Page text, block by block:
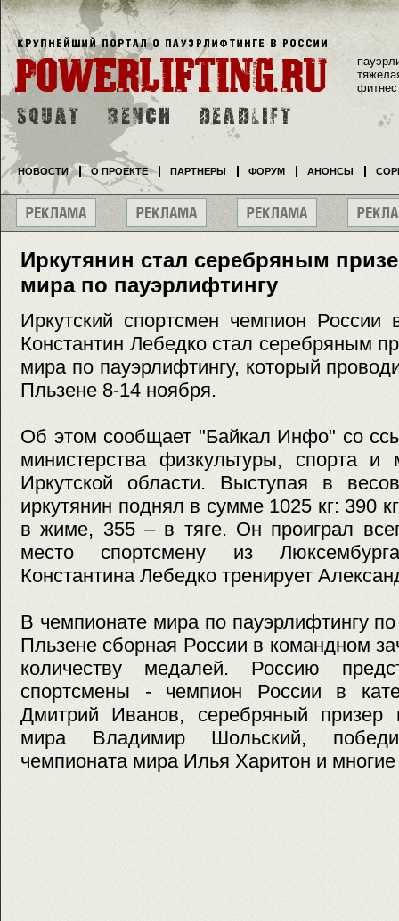
Иркутянин стал серебряным
мира по пауэрлифтингу
Иркутский спортсмен чемпион России
Константин Лебедко стал серебряным
мира по пауэрлифтингу, который
Пльзене 8-14 ноября.
Об этом сообщает "Байкал Инфо" со
министерства физкультуры, спорта и
Иркутской области. Выступая в
иркутянин поднял в сумме 1025 кг: 390
в жиме, 355 – в тяге. Он проиграл
место спортсмену из
Константина Лебедко тренирует
В чемпионате мира по пауэрлифтингу
Пльзене сборная России в командном
количеству медалей. Россию
спортсмены - чемпион России в
Дмитрий Иванов, серебряный призер
мира Владимир Шольский,
чемпионата мира Илья Харитон и многие
фитнес
НОВОСТИ О ПРОЕКТЕ ПАРТНЕРЫ ФОРУМ АНОНСЫ